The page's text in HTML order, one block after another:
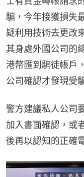
騙，今年接獲損失
疑利用技術去更改
其身處外國公司的
港幣匯到騙徒帳戶
公司確認才發現受
警方建議私人公司
加入書面確認，或
後再以認知的正確